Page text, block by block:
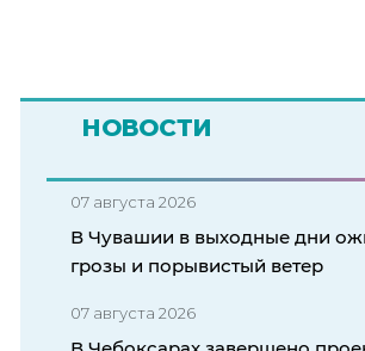
НОВОСТИ
07 августа 2026
В Чувашии в выходные дни
грозы и порывистый ветер
07 августа 2026